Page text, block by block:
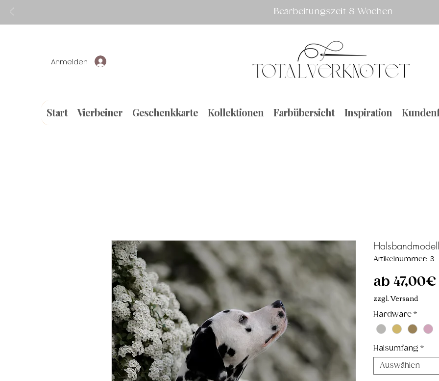
Bearbeitungszeit 8 Wochen
Anmelden
Start Vierbeiner Geschenkkarte Kollektionen Farbübersicht Inspiration
Artikelnummer: 3
ab 47,00€
zzgl. Versand
Hardware *
Halsumfang *
Auswählen